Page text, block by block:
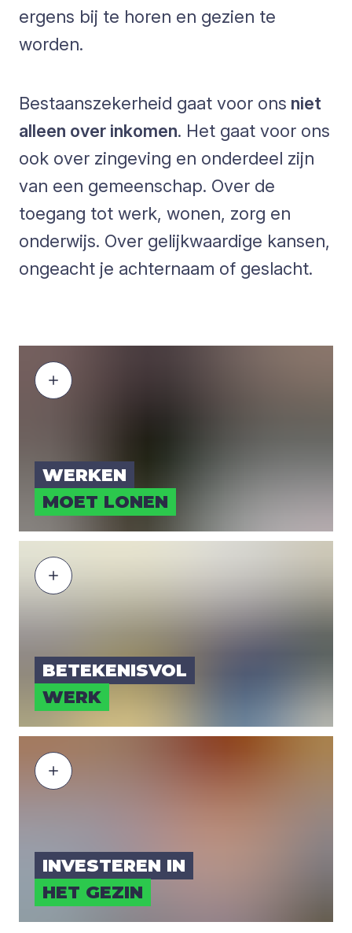
ergens bij te horen en gezien te
worden.
Bestaanszekerheid gaat voor ons niet
alleen over inkomen. Het gaat voor ons
ook over zingeving en onderdeel zijn
van een gemeenschap. Over de
toegang tot werk, wonen, zorg en
onderwijs. Over gelijkwaardige kansen,
ongeacht je achternaam of geslacht.
WER­KEN
MOET LONEN
BETE­KE­NIS­VOL
WERK
INVES­TE­REN IN
HET GEZIN